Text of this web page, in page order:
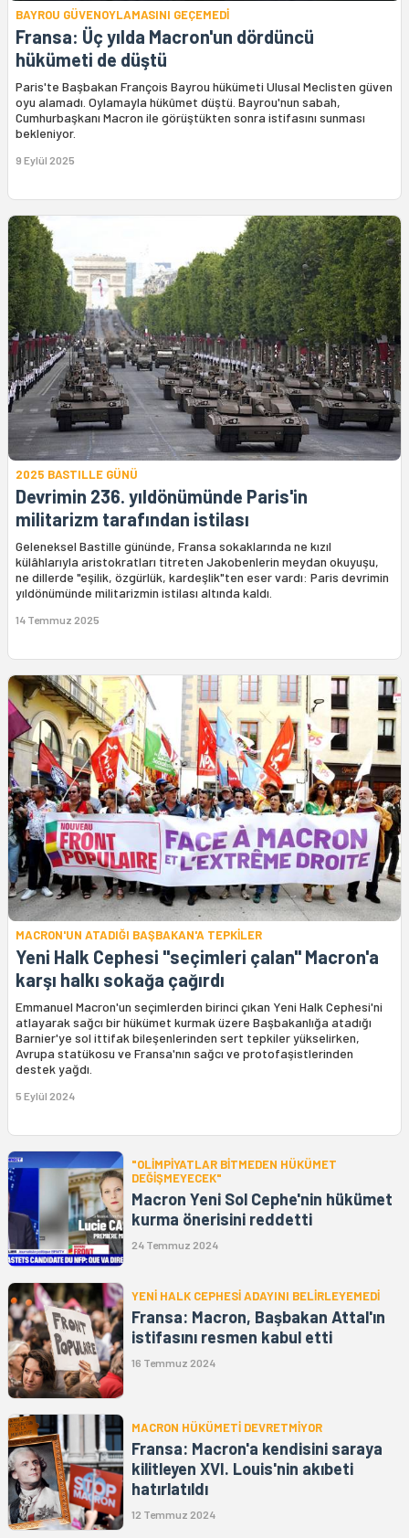
BAYROU GÜVENOYLAMASINI GEÇEMEDİ
Fransa: Üç yılda Macron'un dördüncü
hükümeti de düştü
Paris'te Başbakan François Bayrou hükümeti Ulusal Meclisten güven
oyu alamadı. Oylamayla hükûmet düştü. Bayrou'nun sabah,
Cumhurbaşkanı Macron ile görüştükten sonra istifasını sunması
bekleniyor.
9 Eylül 2025
2025 BASTILLE GÜNÜ
Devrimin 236. yıldönümünde Paris'in
militarizm tarafından istilası
Geleneksel Bastille gününde, Fransa sokaklarında ne kızıl
külâhlarıyla aristokratları titreten Jakobenlerin meydan okuyuşu,
ne dillerde "eşilik, özgürlük, kardeşlik"ten eser vardı: Paris devrimin
yıldönümünde militarizmin istilası altında kaldı.
14 Temmuz 2025
MACRON'UN ATADIĞI BAŞBAKAN'A TEPKİLER
Yeni Halk Cephesi "seçimleri çalan" Macron'a
karşı halkı sokağa çağırdı
Emmanuel Macron'un seçimlerden birinci çıkan Yeni Halk Cephesi'ni
atlayarak sağcı bir hükümet kurmak üzere Başbakanlığa atadığı
Barnier'ye sol ittifak bileşenlerinden sert tepkiler yükselirken,
Avrupa statükosu ve Fransa'nın sağcı ve protofaşistlerinden
destek yağdı.
5 Eylül 2024
"OLİMPİYATLAR BİTMEDEN HÜKÜMET
DEĞİŞMEYECEK"
Macron Yeni Sol Cephe'nin hükümet
kurma önerisini reddetti
24 Temmuz 2024
YENİ HALK CEPHESİ ADAYINI BELİRLEYEMEDİ
Fransa: Macron, Başbakan Attal'ın
istifasını resmen kabul etti
16 Temmuz 2024
MACRON HÜKÜMETİ DEVRETMİYOR
Fransa: Macron'a kendisini saraya
kilitleyen XVI. Louis'nin akıbeti
hatırlatıldı
12 Temmuz 2024